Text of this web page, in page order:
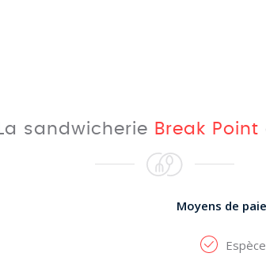
La sandwicherie Break Point
Moyens de